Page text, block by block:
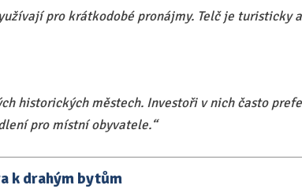
pro krátkodobé pronájmy. Telč je turisticky
historických městech. Investoři v nich často
pro místní obyvatele.“
k drahým bytům